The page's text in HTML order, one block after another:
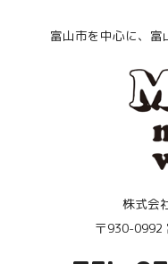
富山市を中心に、富
株式会
〒930-0992